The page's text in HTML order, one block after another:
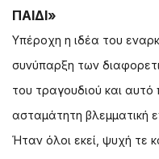
ΠΑΙΔΙ»
Υπέροχη η ιδέα του
συνύπαρξη των
του τραγουδιού και
ασταμάτητη βλεμματική
Ήταν όλοι εκεί, ψυχή τε